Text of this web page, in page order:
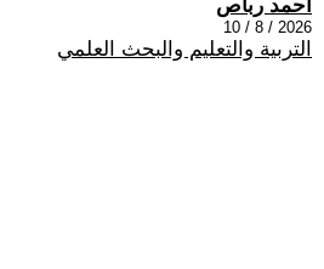
أحمد رباص
2026 / 8 / 10
التربية والتعليم والبحث العلمي